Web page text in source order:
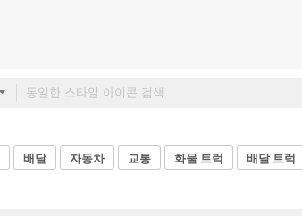
배달 자동차 교통 화물 트럭 배달 트럭